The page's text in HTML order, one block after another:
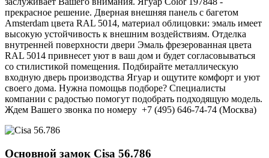
прекрасное решение. Дверная внешняя панель с багетом
Amsterdam цвета RAL 5014, материал облицовки: эмаль имеет
высокую устойчивость к внешним воздействиям. Отделка
внутренней поверхности двери Эмаль фрезерованная цвета
RAL 5014 привнесет уют в ваш дом и будет согласовываться
со стилистикой помещения. Подбирайте металлическую
входную дверь производства Ягуар и ощутите комфорт и уют
своего дома. Нужна помощьв подборе? Специалисты
компании с радостью помогут подобрать подходящую модель.
Ждем Вашего звонка по номеру +7 (495) 646-74-74 (Москва)
Основной замок Cisa 56.786